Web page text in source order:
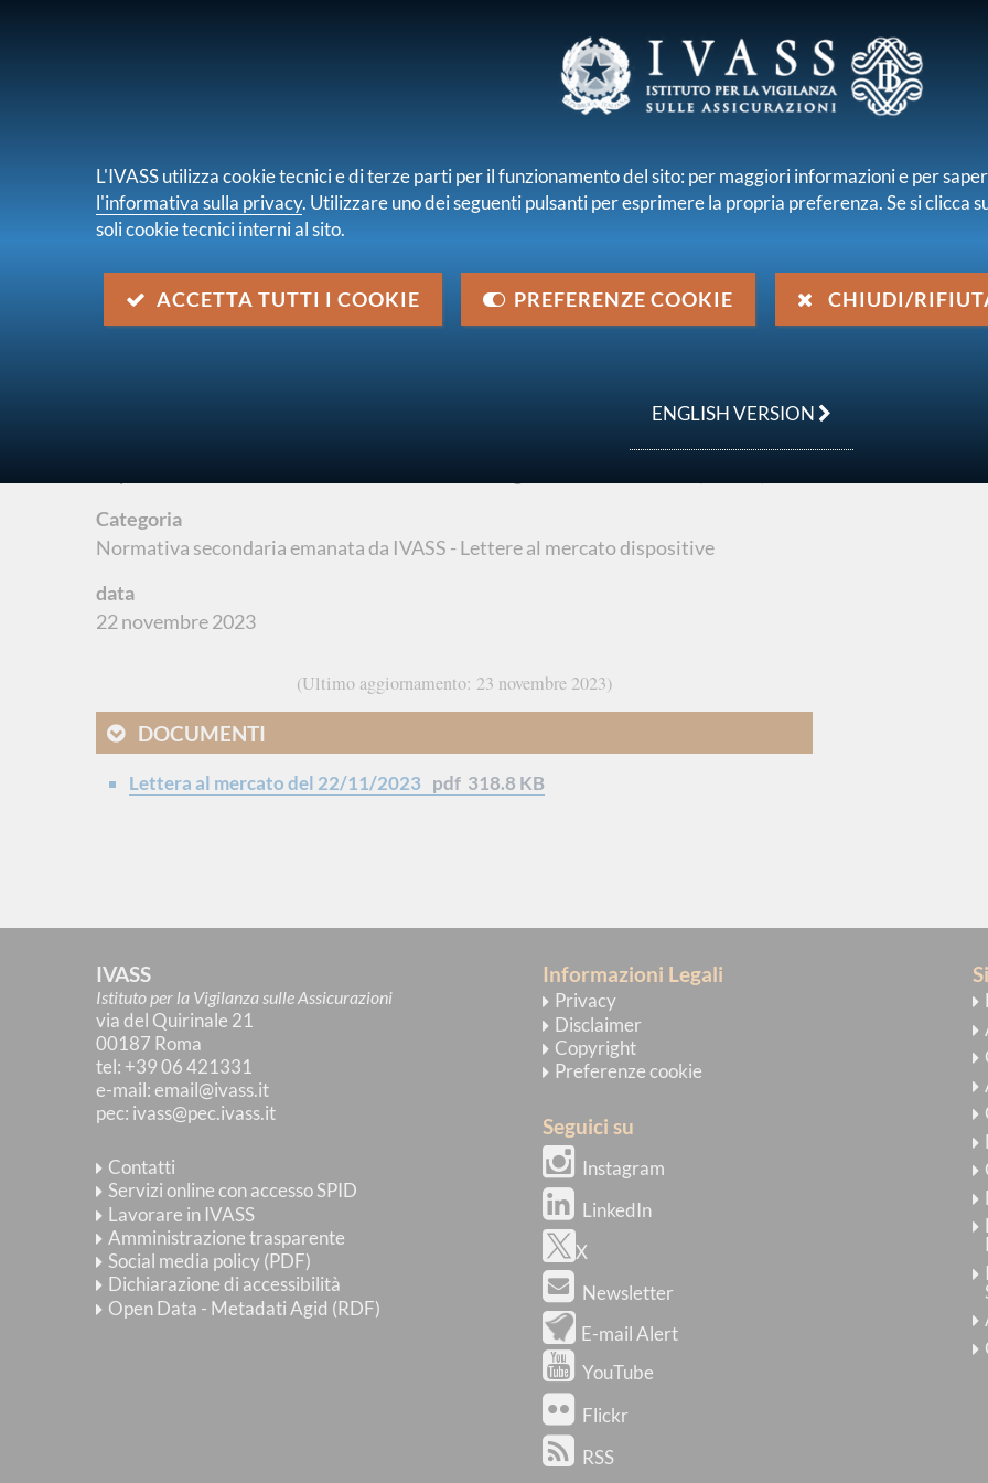
Polizze dormienti - Indicazioni per l'accesso all'Anagrafe Nazionale della
Categoria
Normativa secondaria emanata da IVASS - Lettere al mercato dispositive
data
22 novembre 2023
Ultimo aggiornamento 23 novembre 2023
DOCUMENTI
Lettera al mercato del 22/11/2023 pdf 318.8 KB
IVASS
Istituto per la Vigilanza sulle Assicurazioni
via del Quirinale 21
00187 Roma
tel: +39 06 421331
e-mail:email@ivass.it
pec: ivass@pec.ivass.it
Contatti
Servizi online con accesso SPID
Lavorare in IVASS
Amministrazione trasparente
Social media policy (PDF)
Dichiarazione di accessibilità
Open Data - Metadati Agid (RDF)
Informazioni Legali
Privacy
Disclaimer
Copyright
Preferenze cookie
Seguici su
Instagram
LinkedIn
X
Newsletter
E-mail Alert
YouTube
Flickr
RSS
L'IVASS utilizza cookie tecnici e di terze parti per il funzionamento del sito: per maggiori informazioni e per
l'informativa sulla privacy. Utilizzare uno dei seguenti pulsanti per esprimere la propria preferenza. Se si clicca
soli cookie tecnici interni al sito.
ACCETTA TUTTI I COOKIE PREFERENZE COOKIE CHIUDI/
ENGLISH VERSION